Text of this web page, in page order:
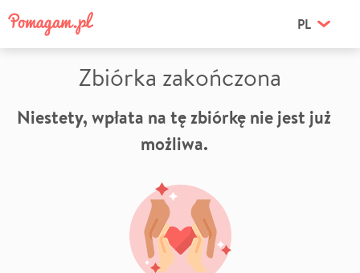
PL
Zbiórka zakończona
Niestety, wpłata na tę zbiórkę nie jest już
możliwa.